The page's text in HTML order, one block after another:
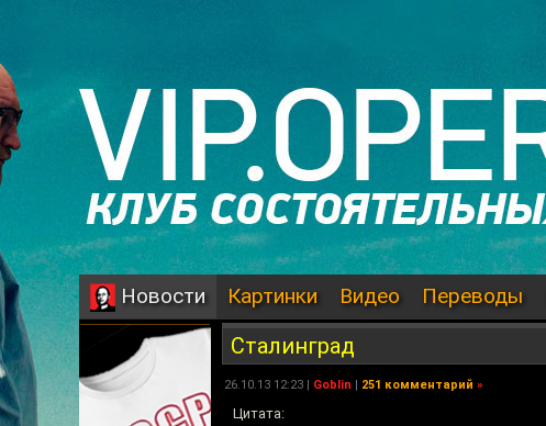
Новости Картинки Видео Переводы
Сталинград
26.10.13 12:23 | Goblin | 251 комментарий »
Цитата: